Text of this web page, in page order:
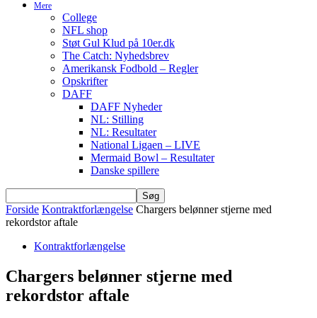
Mere
College
NFL shop
Støt Gul Klud på 10er.dk
The Catch: Nyhedsbrev
Amerikansk Fodbold – Regler
Opskrifter
DAFF
DAFF Nyheder
NL: Stilling
NL: Resultater
National Ligaen – LIVE
Mermaid Bowl – Resultater
Danske spillere
Forside Kontraktforlængelse Chargers belønner stjerne med
rekordstor aftale
Kontraktforlængelse
Chargers belønner stjerne med
rekordstor aftale